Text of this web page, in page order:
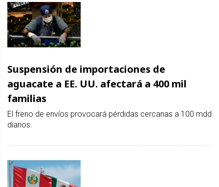
Suspensión de importaciones de
aguacate a EE. UU. afectará a 400 mil
familias
El freno de envíos provocará pérdidas cercanas a 100 mdd
diarios.